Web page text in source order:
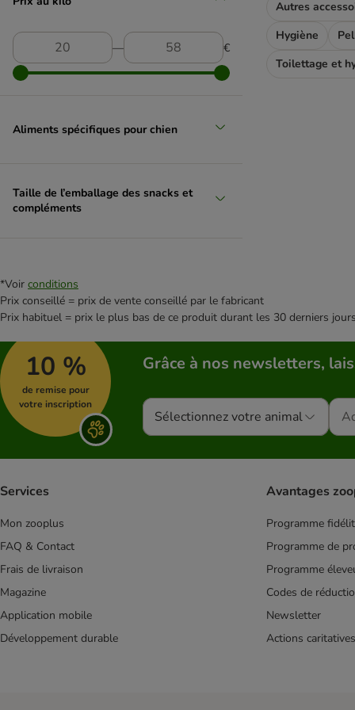
― €
Aliments spécifiques pour chien
Taille de l’emballage des snacks et
compléments
Hygiène
Toilettage et
*Voir conditions
Prix conseillé = prix de vente conseillé par le fabricant
Prix habituel = prix le plus bas de ce produit durant les 30 derniers jours
10 %
de remise pour
votre inscription
Grâce à nos newsletters,
Sélectionnez votre animal
Services
Mon zooplus
FAQ & Contact
Frais de livraison
Magazine
Application mobile
Développement durable
Avantages
Programme
Programme de
Programme
Codes de
Newsletter
Actions caritatives